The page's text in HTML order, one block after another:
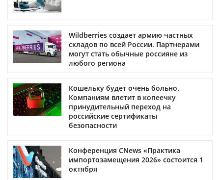
Wildberries создает армию частных
складов по всей России. Партнерами
могут стать обычные россияне из
любого региона
Кошельку будет очень больно.
Компаниям влетит в копеечку
принудительный переход на
российские сертификаты
безопасности
Конференция CNews «Практика
импортозамещения 2026» состоится 1
октября